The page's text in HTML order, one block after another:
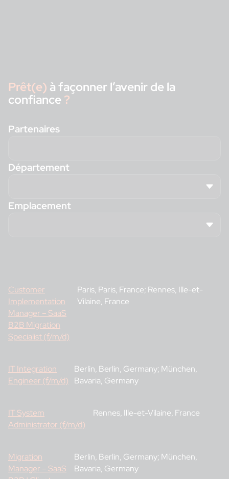
Prêt(e) à façonner l’avenir de la
confiance?
Partenaires
Département
Emplacement
Customer
Implementation
Manager – SaaS
B2B Migration
Specialist (f/m/d)
Paris, Paris, France; Rennes, Ille-et-
Vilaine, France
IT Integration
Engineer (f/m/d)
Berlin, Berlin, Germany; München,
Bavaria, Germany
IT System
Administrator (f/m/d)
Rennes, Ille-et-Vilaine, France
Migration
Manager – SaaS
Berlin, Berlin, Germany; München,
Bavaria, Germany